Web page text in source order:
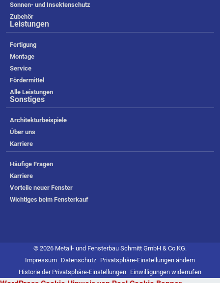
Sonnen- und Insektenschutz
Zubehör
Leistungen
Fertigung
Montage
Service
Fördermittel
Alle Leistungen
Sonstiges
Architekturbeispiele
Über uns
Karriere
Häufige Fragen
Karriere
Vorteile neuer Fenster
Wichtiges beim Fensterkauf
© 2026 Metall- und Fensterbau Schmitt GmbH & Co.KG.
Impressum Datenschutz Privatsphäre-Einstellungen ändern
Historie der Privatsphäre-Einstellungen Einwilligungen widerrufen